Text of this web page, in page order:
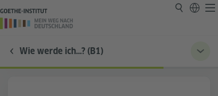
Wie werde ich…? (B1)